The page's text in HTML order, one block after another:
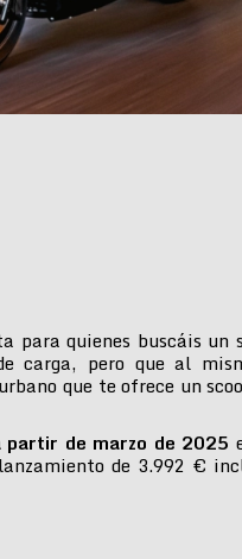
para quienes buscáis un
carga, pero que al
que te ofrece un
partir de marzo de 2025
de 3.992 €